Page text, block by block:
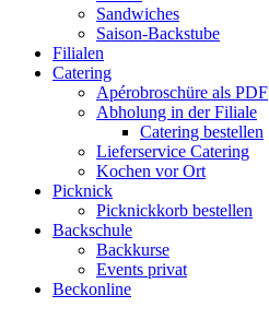
Sandwiches
Saison-Backstube
Filialen
Catering
Apérobroschüre als PDF
Abholung in der Filiale
Catering bestellen
Lieferservice Catering
Kochen vor Ort
Picknick
Picknickkorb bestellen
Backschule
Backkurse
Events privat
Beckonline